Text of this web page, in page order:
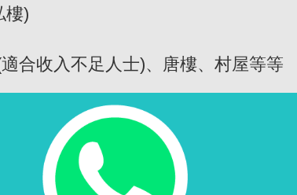
樓)
合收入不足人士)、唐樓、村屋等等